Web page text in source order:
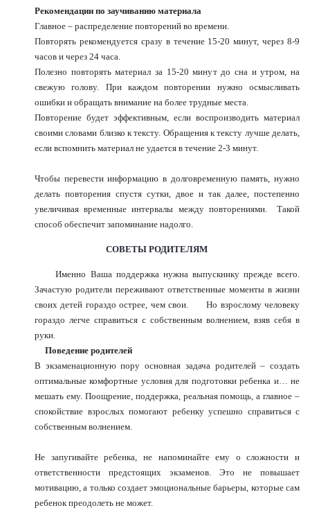
Рекомендации по заучиванию материала
Главное – распределение повторений во времени.
Повторять рекомендуется сразу в течение 15-20 минут, через 8-9
часов и через 24 часа.
Полезно повторять материал за 15-20 минут до сна и утром, на
свежую голову. При каждом повторении нужно осмысливать
ошибки и обращать внимание на более трудные места.
Повторение будет эффективным, если воспроизводить материал
своими словами близко к тексту. Обращения к тексту лучше делать,
если вспомнить материал не удается в течение 2-3 минут.
Чтобы перевести информацию в долговременную память, нужно
делать повторения спустя сутки, двое и так далее, постепенно
увеличивая временные интервалы между повторениями. Такой
способ обеспечит запоминание надолго.
СОВЕТЫ РОДИТЕЛЯМ
Именно Ваша поддержка нужна выпускнику прежде всего.
Зачастую родители переживают ответственные моменты в жизни
своих детей гораздо острее, чем свои. Но взрослому человеку
гораздо легче справиться с собственным волнением, взяв себя в
руки.
Поведение родителей
В экзаменационную пору основная задача родителей – создать
оптимальные комфортные условия для подготовки ребенка и… не
мешать ему. Поощрение, поддержка, реальная помощь, а главное –
спокойствие взрослых помогают ребенку успешно справиться с
собственным волнением.
Не запугивайте ребенка, не напоминайте ему о сложности и
ответственности предстоящих экзаменов. Это не повышает
мотивацию, а только создает эмоциональные барьеры, которые сам
ребенок преодолеть не может.